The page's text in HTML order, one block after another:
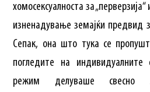
хомосексуалноста за „перверзија“
изненадување земајќи предвид
Сепак, она што тука се
погледите на индивидуалните
режим делуваше свесно